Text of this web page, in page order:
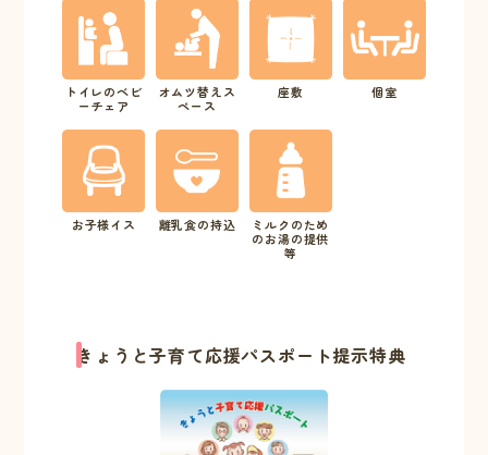
トイレのベビ
ーチェア
オムツ替えス
ペース
座敷 個室
お子様イス 離乳食の持込
ミルクのため
のお湯の提供
等
きょうと子育て応援パスポート提示特典